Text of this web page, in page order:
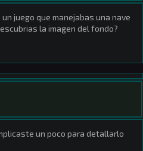
juego que manejabas una nave
la imagen del fondo?
un poco para detallarlo